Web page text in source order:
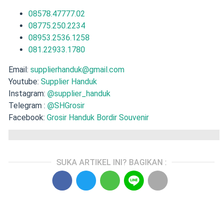
08578.47777.02
08775.250.2234
08953.2536.1258
081.22933.1780
Email: supplierhanduk@gmail.com
Youtube: Supplier Handuk
Instagram: @supplier_handuk
Telegram : @SHGrosir
Facebook: Grosir Handuk Bordir Souvenir
SUKA ARTIKEL INI? BAGIKAN :